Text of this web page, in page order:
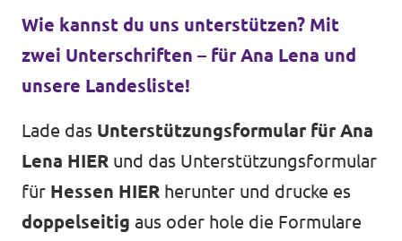
Wie kannst du uns unterstützen? Mit
zwei Unterschriften – für Ana Lena und
unsere Landesliste!
Lade das Unterstützungsformular für Ana
Lena HIER und das Unterstützungsformular
für Hessen HIER herunter und drucke es
doppelseitig aus oder hole die Formulare